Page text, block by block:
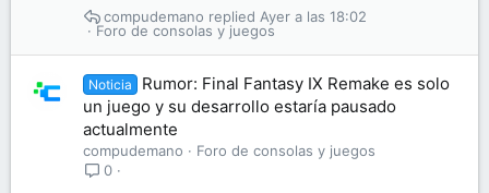
Foro de consolas y juegos
Ayer a las 18:02
compudemano
Noticia
Rumor: Final Fantasy IX Remake es solo
un juego y su desarrollo estaría pausado
actualmente
compudemano
Foro de consolas y juegos
0